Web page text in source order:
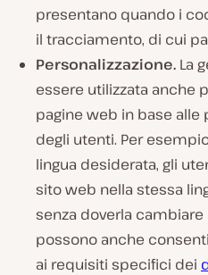
presentano quando i
il tracciamento, di cui
Personalizzazione. La
essere utilizzata anche
pagine web in base alle
degli utenti. Per
lingua desiderata, gli
sito web nella stessa
senza doverla cambiare
possono anche
ai requisiti specifici dei